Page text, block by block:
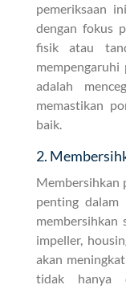
pemeriksaan
dengan fokus
fisik atau
mempengaruhi
adalah
memastikan
baik.
2.
Membersihkan
penting dalam
membersihkan
impeller,
akan
tidak hanya